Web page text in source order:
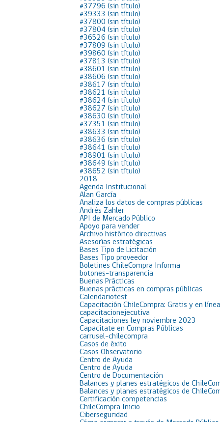
#37796 (sin título)
#39333 (sin título)
#37800 (sin título)
#37804 (sin título)
#36526 (sin título)
#37809 (sin título)
#39860 (sin título)
#37813 (sin título)
#38601 (sin título)
#38606 (sin título)
#38617 (sin título)
#38621 (sin título)
#38624 (sin título)
#38627 (sin título)
#38630 (sin título)
#37351 (sin título)
#38633 (sin título)
#38636 (sin título)
#38641 (sin título)
#38901 (sin título)
#38649 (sin título)
#38652 (sin título)
2018
Agenda Institucional
Alan García
Analiza los datos de compras públicas
Andrés Zahler
API de Mercado Público
Apoyo para vender
Archivo histórico directivas
Asesorías estratégicas
Bases Tipo de Licitación
Bases Tipo proveedor
Boletines ChileCompra Informa
botones-transparencia
Buenas Prácticas
Buenas prácticas en compras públicas
Calendariotest
Capacitación ChileCompra: Gratis y en línea
capacitacionejecutiva
Capacitaciones ley noviembre 2023
Capacítate en Compras Públicas
carrusel-chilecompra
Casos de éxito
Casos Observatorio
Centro de Ayuda
Centro de Ayuda
Centro de Documentación
Balances y planes estratégicos de
Balances y planes estratégicos de
Certificación competencias
ChileCompra Inicio
Ciberseguridad